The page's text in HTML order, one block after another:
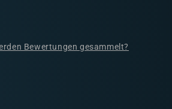
Bewertungen gesammelt?